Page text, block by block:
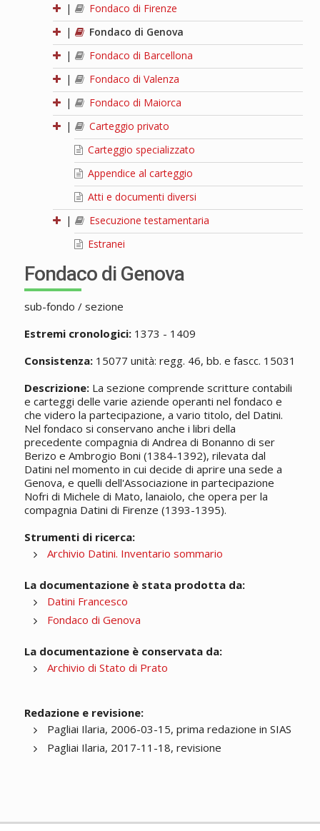
|
Fondaco di Firenze
|
Fondaco di Genova
|
Fondaco di Barcellona
|
Fondaco di Valenza
|
Fondaco di Maiorca
|
Carteggio privato
Carteggio specializzato
Appendice al carteggio
Atti e documenti diversi
|
Esecuzione testamentaria
Estranei
Fondaco di Genova
sub-fondo / sezione
Estremi cronologici:1373 - 1409
Consistenza:15077 unità: regg. 46, bb. e fascc. 15031
Descrizione:La sezione comprende scritture contabili
e carteggi delle varie aziende operanti nel fondaco e
che videro la partecipazione, a vario titolo, del Datini.
Nel fondaco si conservano anche i libri della
precedente compagnia di Andrea di Bonanno di ser
Berizo e Ambrogio Boni (1384-1392), rilevata dal
Datini nel momento in cui decide di aprire una sede a
Genova, e quelli dell'Associazione in partecipazione
Nofri di Michele di Mato, lanaiolo, che opera per la
compagnia Datini di Firenze (1393-1395).
Strumenti di ricerca:
Archivio Datini. Inventario sommario
La documentazione è stata prodotta da:
Datini Francesco
Fondaco di Genova
La documentazione è conservata da:
Archivio di Stato di Prato
Redazione e revisione:
Pagliai Ilaria, 2006-03-15, prima redazione in SIAS
Pagliai Ilaria, 2017-11-18, revisione